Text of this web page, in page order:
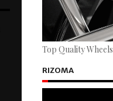
Top Quality Wheels
RIZOMA